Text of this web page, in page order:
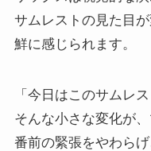
サムレストの見た目
鮮に感じられます。
「今日はこのサムレ
そんな小さな変化が
番前の緊張をやわら